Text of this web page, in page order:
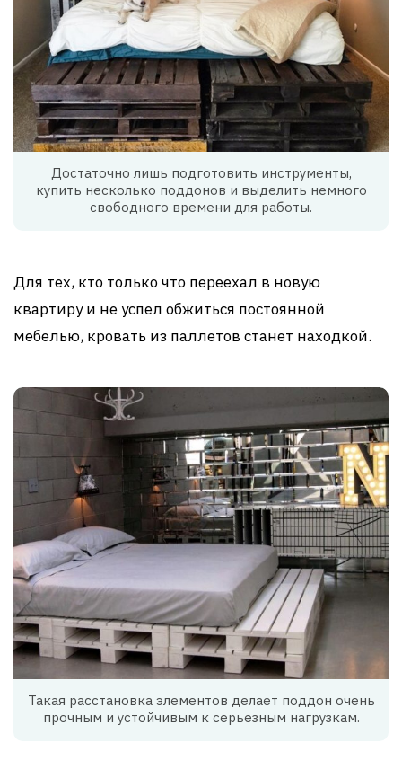
Достаточно лишь подготовить инструменты,
купить несколько поддонов и выделить немного
свободного времени для работы.
Для тех, кто только что переехал в новую
квартиру и не успел обжиться постоянной
мебелью, кровать из паллетов станет находкой.
Такая расстановка элементов делает поддон очень
прочным и устойчивым к серьезным нагрузкам.